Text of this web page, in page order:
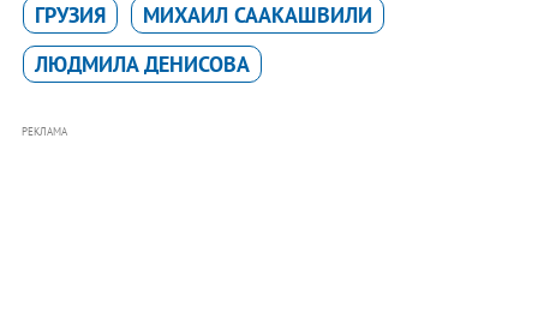
ГРУЗИЯ
МИХАИЛ СААКАШВИЛИ
ЛЮДМИЛА ДЕНИСОВА
РЕКЛАМА